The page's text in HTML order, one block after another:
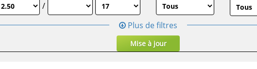
/
Plus de filtres
Mise à jour